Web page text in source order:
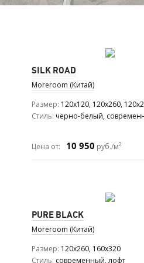
SILK ROAD
Moreroom (Китай)
Размер 120x120, 120x260,
Стиль черно-белый,
Цена от: 10 950 руб./м2
PURE BLACK
Moreroom (Китай)
Размер 120x260, 160x320
Стиль современный, лофт